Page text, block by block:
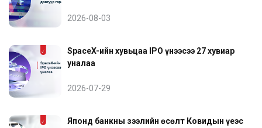
2026-08-03
SpaceX-ийн хувьцаа IPO үнээсээ 27 хувиар
уналаа
2026-07-29
Японд банкны зээлийн өсөлт Ковидын үеэс